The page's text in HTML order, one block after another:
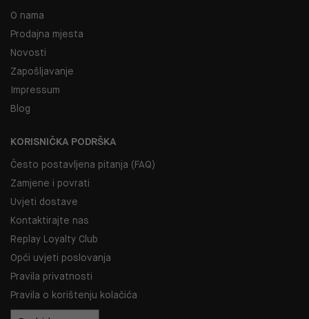
O nama
Prodajna mjesta
Novosti
Zapošljavanje
Impressum
Blog
KORISNIČKA PODRŠKA
Često postavljena pitanja (FAQ)
Zamjene i povrati
Uvjeti dostave
Kontaktirajte nas
Replay Loyalty Club
Opći uvjeti poslovanja
Pravila privatnosti
Pravila o korištenju kolačića